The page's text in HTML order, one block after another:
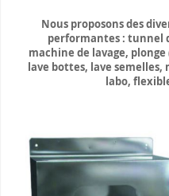
Nous proposons des
performantes : tunnel
machine de lavage,
lave bottes, lave semelles,
labo,